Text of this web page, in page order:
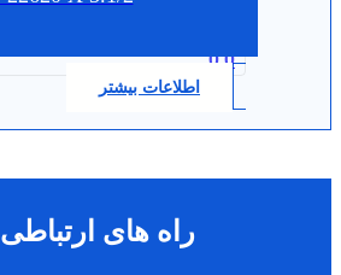
0.0
اطلاعات بیشتر
راه های ارتباطی